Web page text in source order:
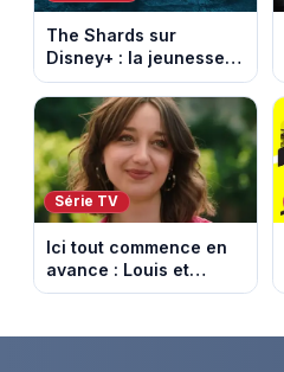
The Shards sur
Disney+ : la jeunesse
dorée de Los Angeles
face à un tueur dans
les années 80
Série TV
Ici tout commence en
avance : Louis et
Jasmine enfin en
août 2026 (spoiler)